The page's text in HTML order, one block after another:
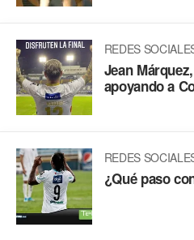
REDES
Jean
apoyando a
REDES
¿Qué paso